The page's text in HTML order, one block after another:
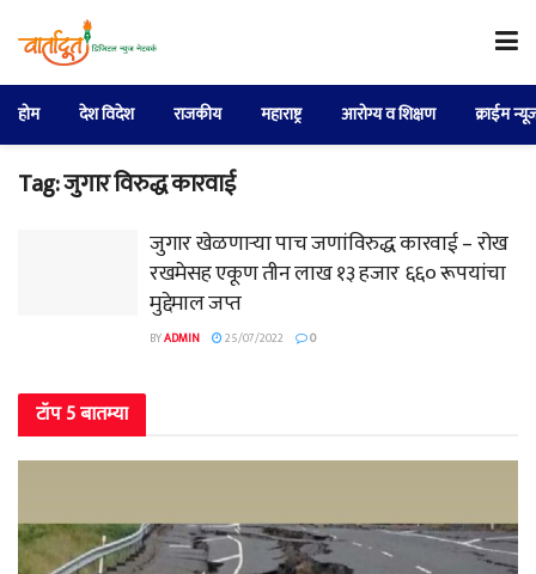
होम देश विदेश राजकीय महाराष्ट्र आरोग्य व शिक्षण क्राईम
Tag:जुगार विरुद्ध कारवाई
जुगार खेळणाऱ्या पाच जणांविरुद्ध कारवाई – रोख
रखमेसह एकूण तीन लाख १३ हजार ६६० रूपयांचा
मुद्देमाल जप्त
BYADMIN 25/07/2022 0
टॉप 5 बातम्या